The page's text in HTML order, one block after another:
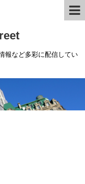
報など多彩に配信してい